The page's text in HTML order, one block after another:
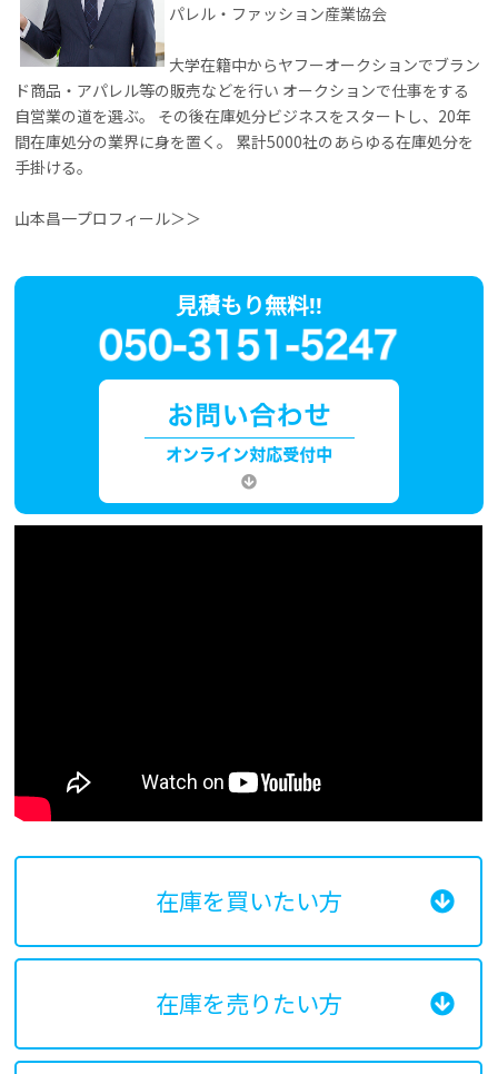
パレル・ファッション産業協会
大学在籍中からヤフーオークションでブラン
ド商品・アパレル等の販売などを行い オークションで仕事をする
自営業の道を選ぶ。 その後在庫処分ビジネスをスタートし、20年
間在庫処分の業界に身を置く。 累計5000社のあらゆる在庫処分を
手掛ける。
山本昌一プロフィール＞＞
見積もり無料!!
在庫を買いたい方
在庫を売りたい方